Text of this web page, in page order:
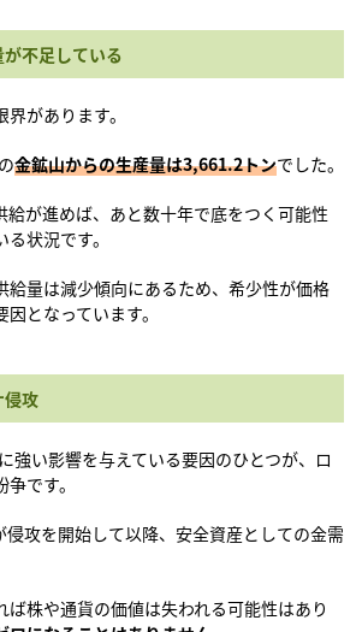
不足している
があります。
金鉱山からの生産量は3,661.2トンでした。
給が進めば、あと数十年で底をつく可能性
状況です。
給量は減少傾向にあるため、希少性が価格
となっています。
侵攻
強い影響を与えている要因のひとつが、ロ
です。
攻を開始して以降、安全資産としての金需
ば株や通貨の価値は失われる可能性はあり